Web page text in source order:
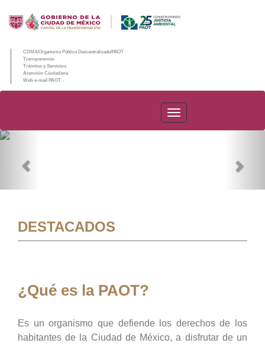
CDMX/Organismo Público Descentralizado/PAOT
Transparencia
Trámites y Servicios
Atención Ciudadana
Web e-mail PAOT
PAOT
DESTACADOS
¿Qué es la PAOT?
Es un organismo que defiende los derechos de los
habitantes de la Ciudad de México, a disfrutar de un